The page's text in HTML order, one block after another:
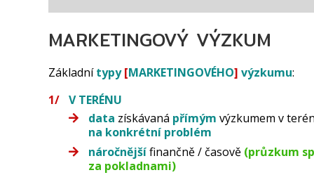
MARKETINGOVÝ VÝZKUM
Základnítypy[MARKETINGOVÉHO] výzkumu:
V TERÉNU
data získávaná přímým výzkumem v
na konkrétní problém
náročnějšífinančně / časově (průzkum
za pokladnami)